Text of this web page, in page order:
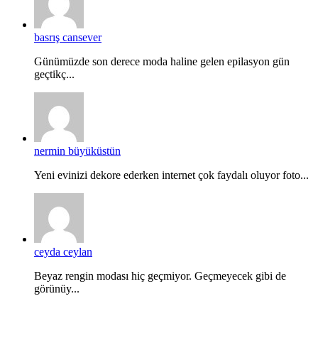
basrış cansever
Günümüzde son derece moda haline gelen epilasyon gün
geçtikç...
nermin büyüküstün
Yeni evinizi dekore ederken internet çok faydalı oluyor foto...
ceyda ceylan
Beyaz rengin modası hiç geçmiyor. Geçmeyecek gibi de
görünüy...